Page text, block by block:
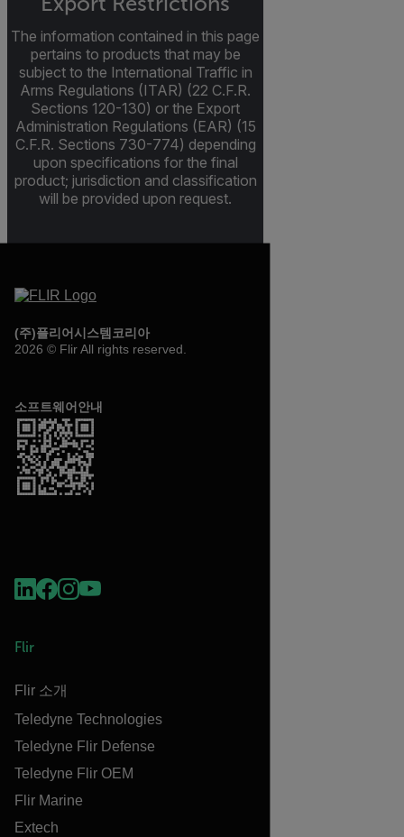
The information contained in this page
pertains to products that may be
subject to the International Traffic in
Arms Regulations (ITAR) (22 C.F.R.
Sections 120-130) or the Export
Administration Regulations (EAR) (15
C.F.R. Sections 730-774) depending
upon specifications for the final
product; jurisdiction and classification
will be provided upon request.
(주)플리어시스템코리아
2026 © Flir All rights reserved.
소프트웨어안내
Flir
Flir 소개
Teledyne Technologies
Teledyne Flir Defense
Teledyne Flir OEM
Flir Marine
Extech